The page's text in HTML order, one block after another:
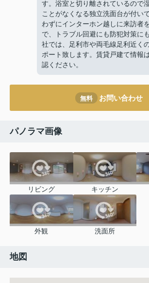
す。浴室と切り離されているので
ことがなくなる独立洗面台が付い
わずにインターホン越しに来訪者
で、トラブル回避にも防犯対策に
社では、足利市や両毛線足利近く
ポート致します。賃貸戸建て情報
認ください。
無料 お問い合わせ
パノラマ画像
リビング キッチン
外観 洗面所
地図